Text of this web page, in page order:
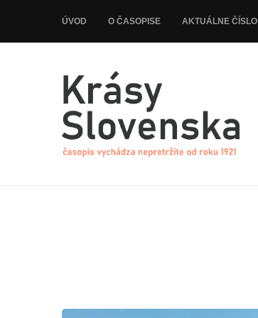
ÚVOD O ČASOPISE AKTUÁLNE ČÍSLO